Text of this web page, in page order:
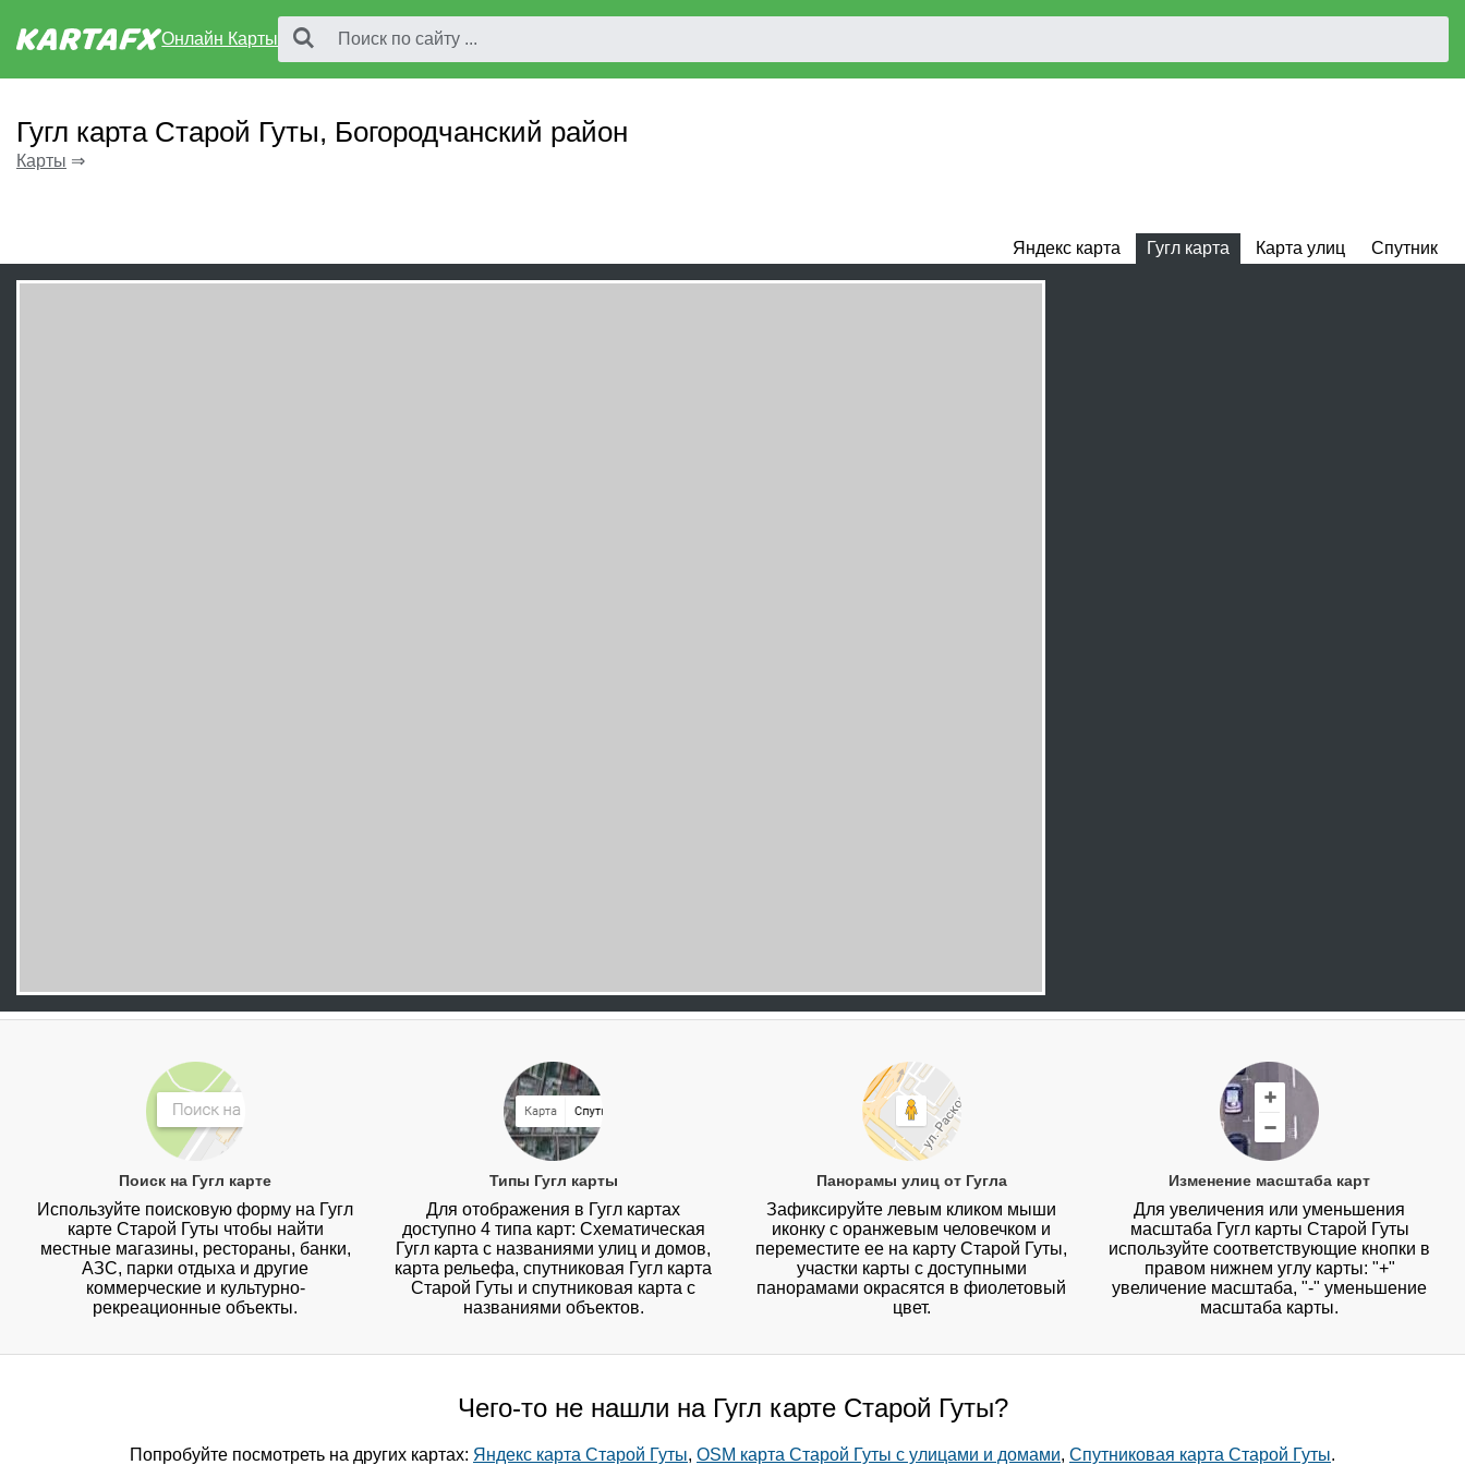
Онлайн Карты
Гугл карта Старой Гуты, Богородчанский район
Карты ⇒
Яндекс карта Гугл карта Карта улиц Спутник
Поиск на Гугл карте
Используйте поисковую форму на Гугл
карте Старой Гуты чтобы найти
местные магазины, рестораны, банки,
АЗС, парки отдыха и другие
коммерческие и культурно-
рекреационные объекты.
Типы Гугл карты
Для отображения в Гугл картах
доступно 4 типа карт: Схематическая
Гугл карта с названиями улиц и домов,
карта рельефа, спутниковая Гугл карта
Старой Гуты и спутниковая карта с
названиями объектов.
Панорамы улиц от Гугла
Зафиксируйте левым кликом мыши
иконку с оранжевым человечком и
переместите ее на карту Старой Гуты,
участки карты с доступными
панорамами окрасятся в фиолетовый
цвет.
Изменение масштаба карт
Для увеличения или уменьшения
масштаба Гугл карты Старой Гуты
используйте соответствующие кнопки в
правом нижнем углу карты: "+"
увеличение масштаба, "-" уменьшение
масштаба карты.
Чего-то не нашли на Гугл карте Старой Гуты?
Попробуйте посмотреть на других картах: Яндекс карта Старой Гуты, OSM карта Старой Гуты с улицами и домами, Спутниковая карта Старой Гуты.